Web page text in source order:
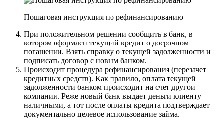
Пошаговая инструкция по рефинансированию
При положительном решении сообщить в банк, в
котором оформлен текущий кредит о досрочном
погашении. Взять справку о текущей задолженности и
подписать договор с новым банком.
Происходит процедура рефинансирования (перезачет
кредитных средств). Как правило, оплата текущей
задолженности банком происходит на счет другой
компании. Реже новый банк выдает деньги клиенту
наличными, а тот после оплаты кредита подтверждает
документально целевое использование займа.